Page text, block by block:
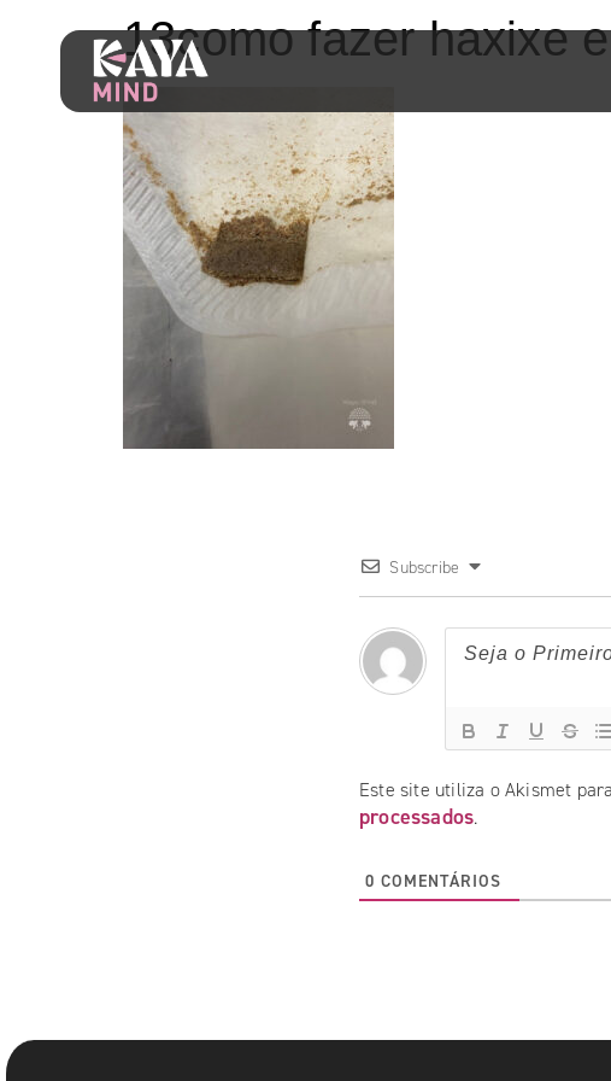
13como fazer haxixe
Subscribe
Este site utiliza o Akismet
processados.
0 COMENTÁRIOS